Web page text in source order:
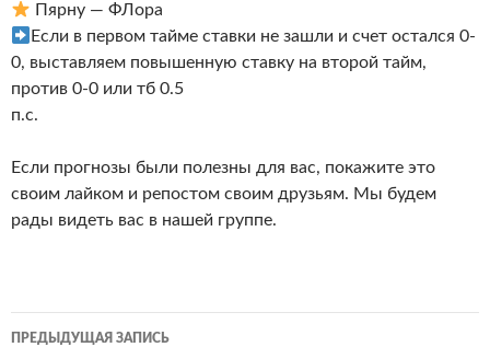
Пярну — ФЛора
Если в первом тайме ставки не зашли и счет остался 0-
0, выставляем повышенную ставку на второй тайм,
против 0-0 или тб 0.5
п.с.
Если прогнозы были полезны для вас, покажите это
своим лайком и репостом своим друзьям. Мы будем
рады видеть вас в нашей группе.
Навигация
ПРЕДЫДУЩАЯ ЗАПИСЬ